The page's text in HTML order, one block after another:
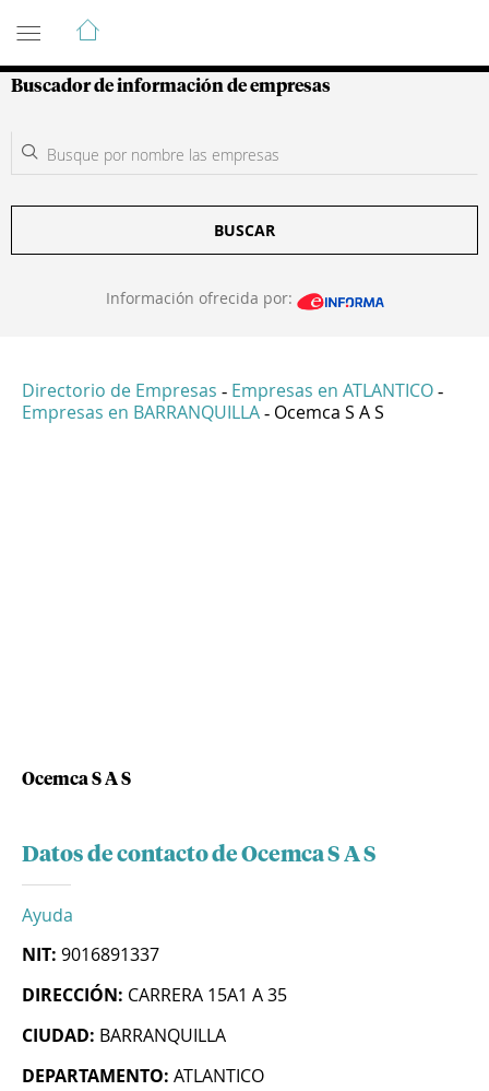
Guía de Empresas Colombianas
Buscador de información de empresas
BUSCAR
Información ofrecida por:
Directorio de Empresas - Empresas en ATLANTICO -
Empresas en BARRANQUILLA - Ocemca S A S
Ocemca S A S
Datos de contacto de Ocemca S A S
Ayuda
NIT: 9016891337
DIRECCIÓN: CARRERA 15A1 A 35
CIUDAD: BARRANQUILLA
DEPARTAMENTO: ATLANTICO